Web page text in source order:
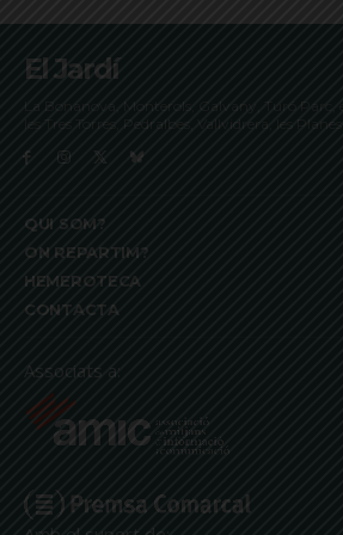
El Jardí
La Bonanova, Monterols, Galvany, Turó Parc,
les Tres Torres, Pedralbes, Vallvidrera, les
QUI SOM?
ON REPARTIM?
HEMEROTECA
CONTACTA
Associats a: